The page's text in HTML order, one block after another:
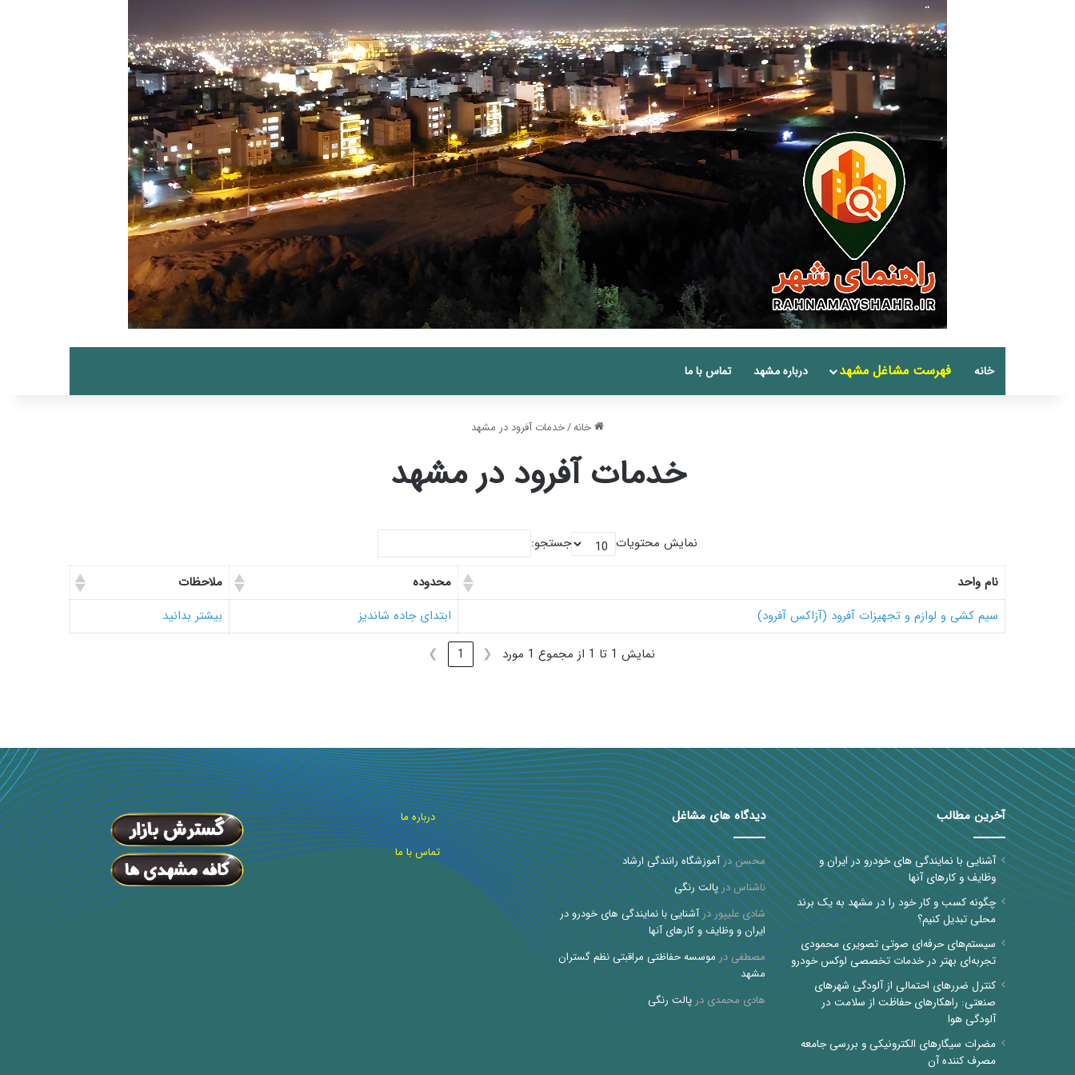
خانه فهرست مشاغل مشهد درباره مشهد تماس با ما
خانه/خدمات آفرود در مشهد
خدمات آفرود در مشهد
نمایش محتویات جستجو:
نام واحد محدوده
ملاحظات
سیم کشی و لوازم و تجهیزات آفرود (آزاکس آفرود)
ابتدای جاده شاندیز
بیشتر بدانید
نمایش 1 تا 1 از مجموع 1 مورد
❮
1
❯
آخرین مطالب
آشنایی با نمایندگی های خودرو در ایران و
وظایف و کارهای آنها
چگونه کسب و کار خود را در مشهد به یک برند
محلی تبدیل کنیم؟
سیستم‌های حرفه‌ای صوتی تصویری محمودی
تجربه‌ای بهتر در خدمات تخصصی لوکس خودرو
کنترل ضررهای احتمالی از آلودگی شهرهای
صنعتی: راهکارهای حفاظت از سلامت در
آلودگی هوا
مضرات سیگارهای الکترونیکی و بررسی جامعه
مصرف کننده آن
دیدگاه های مشاغل
محسندرآموزشگاه رانندگی ارشاد
ناشناسدرپالت رنگی
شادی علیپوردرآشنایی با نمایندگی های خودرو در
ایران و وظایف و کارهای آنها
مصطفی درموسسه حفاظتی مراقبتی نظم گستران
مشهد
هادی محمدی در پالت رنگی
درباره ما
تماس با ما